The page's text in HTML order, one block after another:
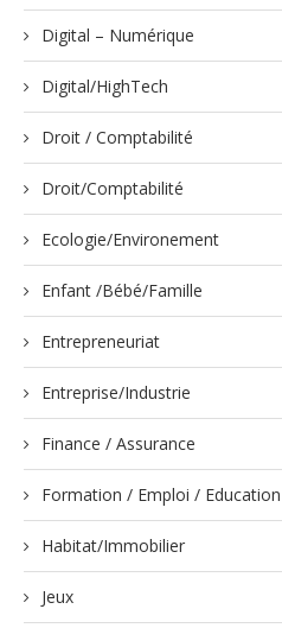
Digital – Numérique
Digital/HighTech
Droit / Comptabilité
Droit/Comptabilité
Ecologie/Environement
Enfant /Bébé/Famille
Entrepreneuriat
Entreprise/Industrie
Finance / Assurance
Formation / Emploi / Education
Habitat/Immobilier
Jeux